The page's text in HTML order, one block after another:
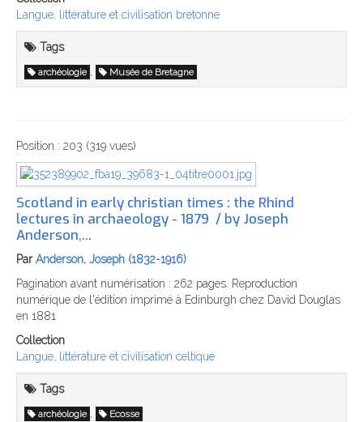
Langue, littérature et civilisation bretonne
Tags
archéologie , Musée de Bretagne
Position : 203 (319 vues)
Scotland in early christian times‎ : the Rhind
lectures in archaeology - 1879 ‎ / by Joseph
Anderson,...
ParAnderson, Joseph (1832-1916)
Pagination avant numérisation : 262 pages. Reproduction
numérique de l'édition imprimé à Edinburgh chez David Douglas
en 1881
Collection
Langue, littérature et civilisation celtique
Tags
archéologie , Ecosse